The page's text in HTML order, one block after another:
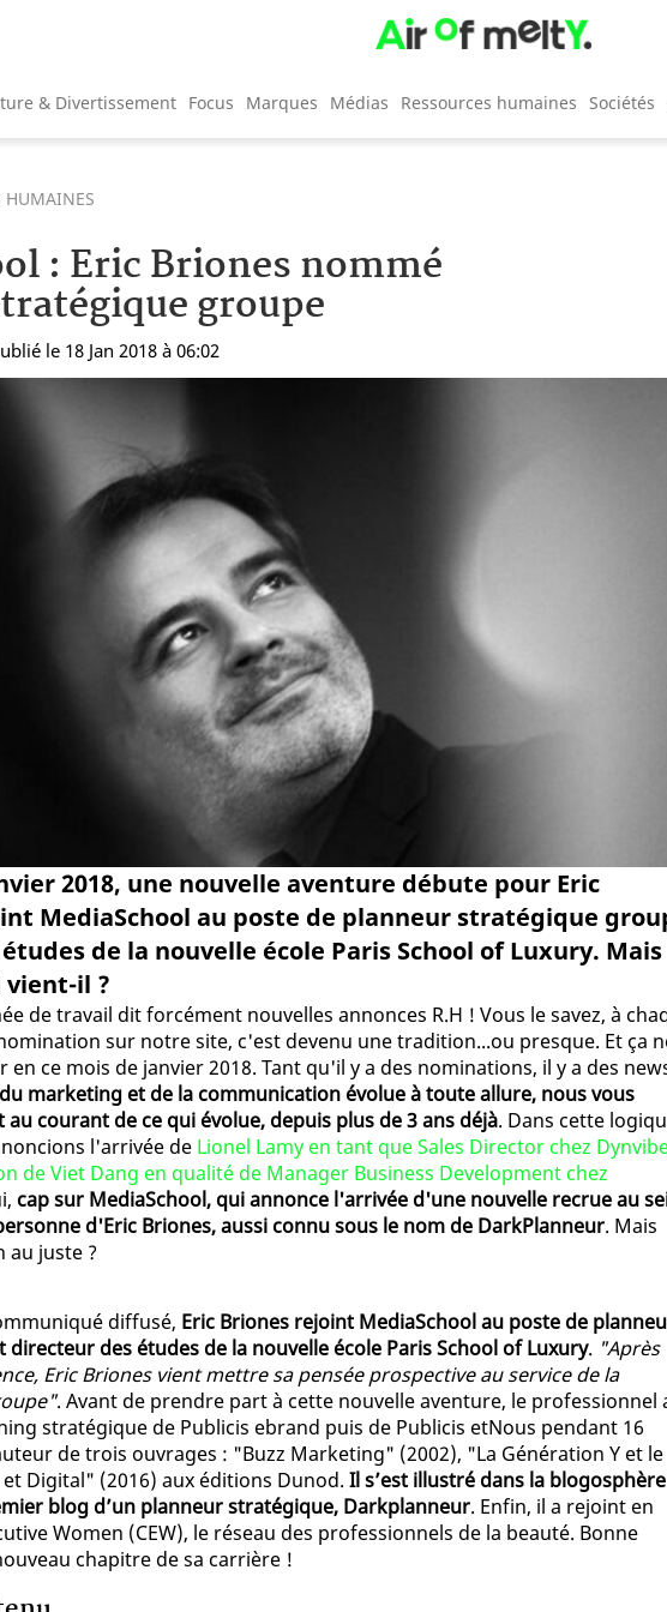
& Divertissement Focus Marques Médias Ressources humaines Sociétés
HUMAINES
: Eric Briones nommé
groupe
le 18 Jan 2018 à 06:02
2018, une nouvelle aventure débute pour Eric
MediaSchool au poste de planneur stratégique
de la nouvelle école Paris School of Luxury. Mais
il ?
de travail dit forcément nouvelles annonces R.H ! Vous le savez, à
sur notre site, c'est devenu une tradition...ou presque. Et ça
en ce mois de janvier 2018. Tant qu'il y a des nominations, il y a des
marketing et de la communication évolue à toute allure, nous vous
courant de ce qui évolue, depuis plus de 3 ans déjà. Dans cette
l'arrivée de Lionel Lamy en tant que Sales Director chez
de Viet Dang en qualité de Manager Business Development chez
cap sur MediaSchool, qui annonce l'arrivée d'une nouvelle recrue au
d'Eric Briones, aussi connu sous le nom de DarkPlanneur. Mais
au juste ?
diffusé, Eric Briones rejoint MediaSchool au poste de
des études de la nouvelle école Paris School of Luxury. "Après
Eric Briones vient mettre sa pensée prospective au service de la
. Avant de prendre part à cette nouvelle aventure, le professionnel
stratégique de Publicis ebrand puis de Publicis etNous pendant 16
de trois ouvrages : "Buzz Marketing" (2002), "La Génération Y et le
Digital" (2016) aux éditions Dunod. Il s’est illustré dans la
blog d’un planneur stratégique, Darkplanneur. Enfin, il a rejoint en
Women (CEW), le réseau des professionnels de la beauté. Bonne
chapitre de sa carrière !